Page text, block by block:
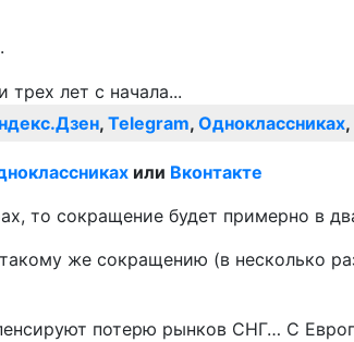
, Telegram, Одноклассниках,
или Вконтакте
то сокращение будет примерно в
же сокращению (в несколько
потерю рынков СНГ… С